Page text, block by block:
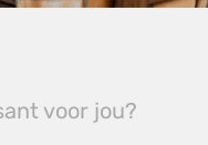
voor jou?